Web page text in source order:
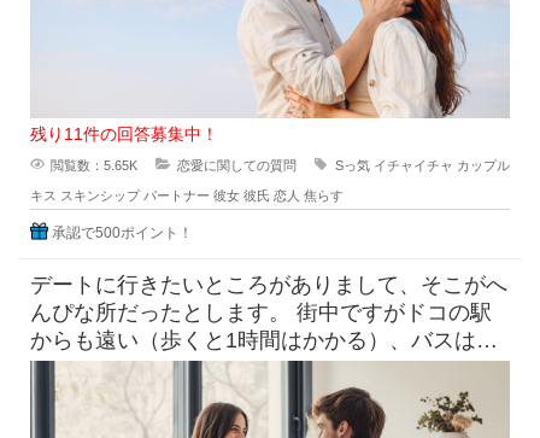
残り11件の回答募集中！
閲覧数：5.65K 恋愛に関しての質問 Sっ気 イチャイチャ カップル
キス スキンシップ パートナー 彼女 彼氏 恋人 焦らす
承認で500ポイント！
デートに行きたいところがありまして、そこがへ
んぴな所だったとします。 街中ですがドコの駅
からも遠い（歩くと1時間はかかる）、バスは出
てるけど本数少なめ。 目